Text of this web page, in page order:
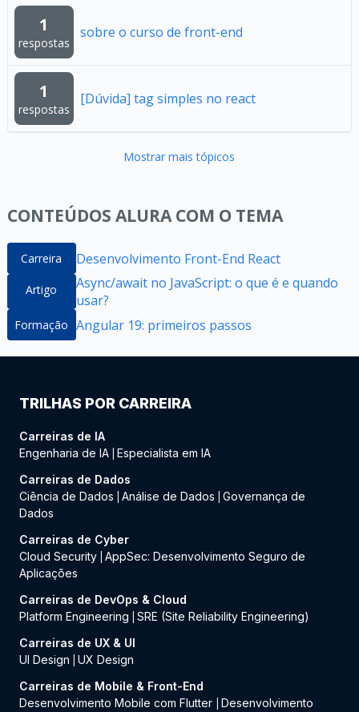
1
respostas
sobre o curso de front-end
1
respostas
[Dúvida] tag simples no react
Mostrar mais tópicos
CONTEÚDOS ALURA COM O TEMA
Carreira Desenvolvimento Front-End React
Artigo
Async/await no JavaScript: o que é e quando
usar?
Formação Angular 19: primeiros passos
TRILHAS POR CARREIRA
Carreiras de IA
Engenharia de IA Especialista em IA
Carreiras de Dados
Ciência de Dados
Análise de Dados
Governança de
Dados
Carreiras de Cyber
Cloud Security AppSec: Desenvolvimento Seguro de
Aplicações
Carreiras de DevOps & Cloud
Platform Engineering
SRE (Site Reliability Engineering)
Carreiras de UX & UI
UI Design
UX Design
Carreiras de Mobile & Front-End
Desenvolvimento Mobile com Flutter
Desenvolvimento